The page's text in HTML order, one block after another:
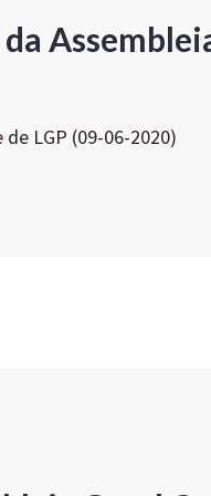
LGP (09-06-2020)